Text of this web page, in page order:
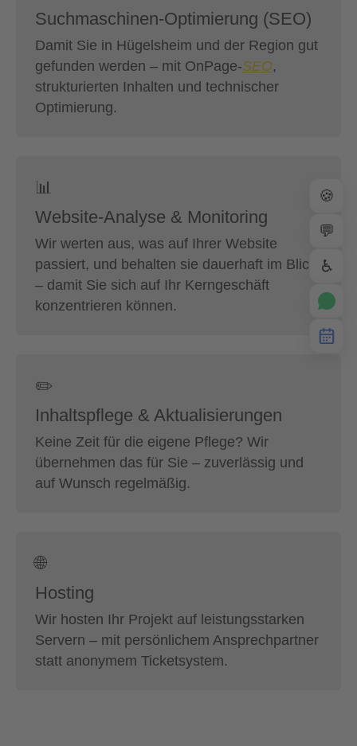
Suchmaschinen-Optimierung (SEO)
Damit Sie in Hügelsheim und der Region gut
gefunden werden – mit OnPage-SEO,
strukturierten Inhalten und technischer
Optimierung.
📊
Website-Analyse & Monitoring
Wir werten aus, was auf Ihrer Website
passiert, und behalten sie dauerhaft im Blick
– damit Sie sich auf Ihr Kerngeschäft
konzentrieren können.
✏️
Inhaltspflege & Aktualisierungen
Keine Zeit für die eigene Pflege? Wir
übernehmen das für Sie – zuverlässig und
auf Wunsch regelmäßig.
🌐
Hosting
Wir hosten Ihr Projekt auf leistungsstarken
Servern – mit persönlichem Ansprechpartner
statt anonymem Ticketsystem.
🍪
💬
♿